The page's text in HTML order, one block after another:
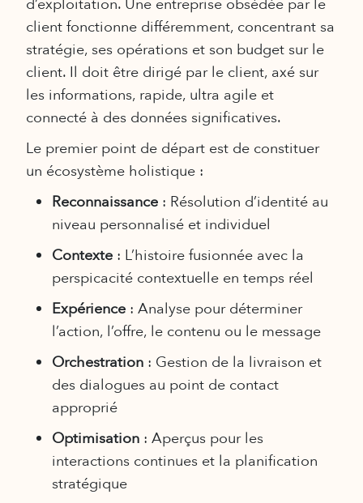
d’exploitation. Une entreprise obsédée par le
client fonctionne différemment, concentrant sa
stratégie, ses opérations et son budget sur le
client. Il doit être dirigé par le client, axé sur
les informations, rapide, ultra agile et
connecté à des données significatives.
Le premier point de départ est de constituer
un écosystème holistique :
Reconnaissance : Résolution d’identité au
niveau personnalisé et individuel
Contexte : L’histoire fusionnée avec la
perspicacité contextuelle en temps réel
Expérience : Analyse pour déterminer
l’action, l’offre, le contenu ou le message
Orchestration : Gestion de la livraison et
des dialogues au point de contact
approprié
Optimisation : Aperçus pour les
interactions continues et la planification
stratégique